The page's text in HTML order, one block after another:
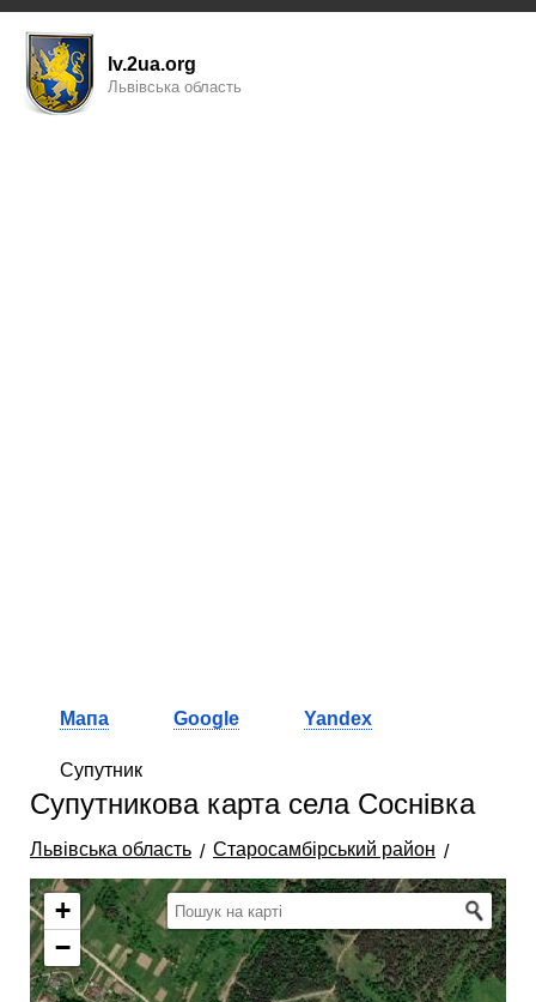
lv.2ua.org
Львівська область
Мапа Google Yandex
Супутник
Супутникова карта села Соснівка
Львівська область Старосамбірський район
+
−